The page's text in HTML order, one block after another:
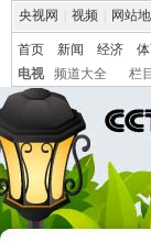
央视网 视频 网站
首页 新闻 经济
电视
频道大全 栏